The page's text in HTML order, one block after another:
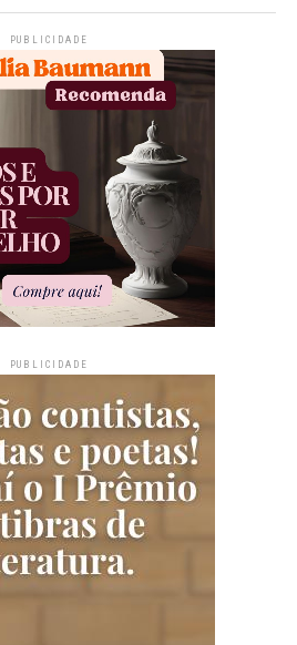
PUBLICIDADE
PUBLICIDADE